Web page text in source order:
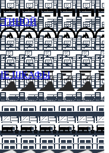
ШКАФЫ